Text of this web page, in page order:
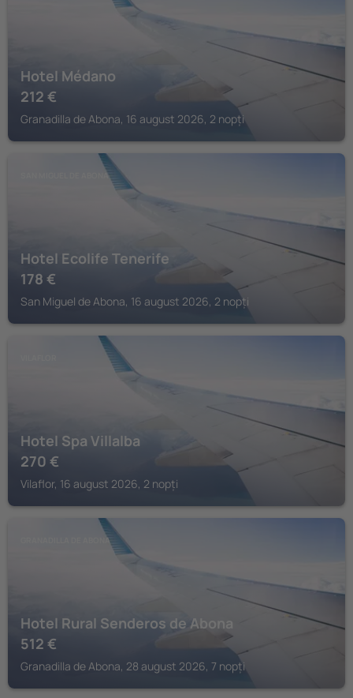
Hotel Médano
212 €
Granadilla de Abona, 16 august 2026, 2 nopți
SAN MIGUEL DE ABONA
Hotel Ecolife Tenerife
178 €
San Miguel de Abona, 16 august 2026, 2 nopți
Hotel Spa Villalba
270 €
Vilaflor, 16 august 2026, 2 nopți
GRANADILLA DE ABONA
Hotel Rural Senderos de Abona
512 €
Granadilla de Abona, 28 august 2026, 7 nopți